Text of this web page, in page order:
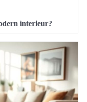
interieur?